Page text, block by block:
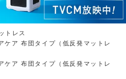
マイキュット
オーラルスマイル
トレス
ケア 布団タイプ（低反発マットレ
ケア 布団タイプ（低反発マットレ